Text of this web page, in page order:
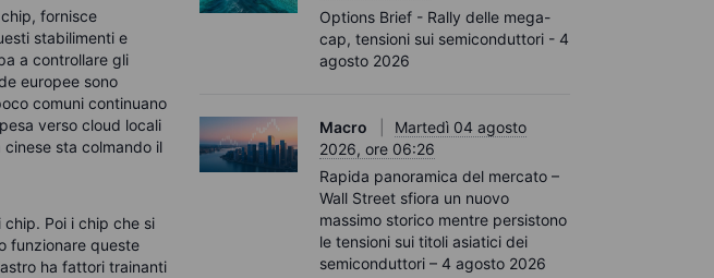
chip, fornisce
stabilimenti e
a controllare gli
europee sono
comuni continuano
verso cloud locali
sta colmando il
chip. Poi i chip che si
funzionare queste
ha fattori trainanti
Options Brief - Rally delle mega-
cap, tensioni sui semiconduttori - 4
agosto 2026
Macro
Martedì 04 agosto
2026, ore 06:26
Rapida panoramica del mercato –
Wall Street sfiora un nuovo
massimo storico mentre persistono
le tensioni sui titoli asiatici dei
semiconduttori – 4 agosto 2026